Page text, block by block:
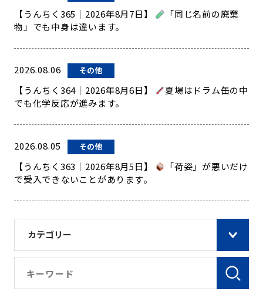
カテゴリー
【うんちく365｜2026年8月7日】
「同じ名前の廃棄
物」でも中身は違います。
2026.08.06 その他
【うんちく364｜2026年8月6日】
夏場はドラム缶の中
でも化学反応が進みます。
2026.08.05 その他
【うんちく363｜2026年8月5日】
「荷姿」が悪いだけ
で受入できないことがあります。